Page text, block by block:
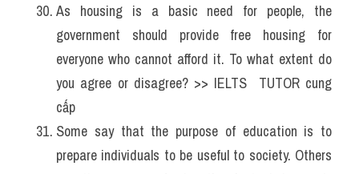
As housing is a basic need for people, the
government should provide free housing for
everyone who cannot afford it. To what extent do
you agree or disagree? >> IELTS  TUTOR cung
cấp
Some say that the purpose of education is to
prepare individuals to be useful to society. Others